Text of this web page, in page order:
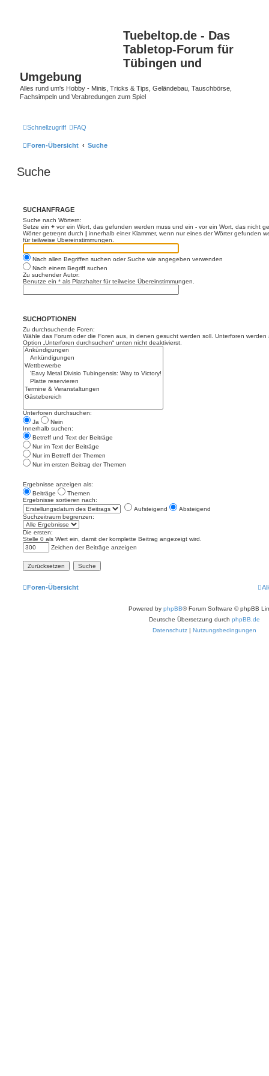
Tuebeltop.de - Das
Tabletop-Forum für
Tübingen und
Umgebung
Alles rund um's Hobby - Minis, Tricks & Tips, Geländebau, Tauschbörse,
Fachsimpeln und Verabredungen zum Spiel
Schnellzugriff FAQ
Foren-Übersicht Suche
Suche
SUCHANFRAGE
Suche nach Wörtern:
Setze ein + vor ein Wort, das gefunden werden muss und ein - vor ein Wort, das nicht
Wörter getrennt durch | innerhalb einer Klammer, wenn nur eines der Wörter gefunden
für teilweise Übereinstimmungen.
Nach allen Begriffen suchen oder Suche wie angegeben verwenden
Nach einem Begriff suchen
Zu suchender Autor:
Benutze ein * als Platzhalter für teilweise Übereinstimmungen.
SUCHOPTIONEN
Zu durchsuchende Foren:
Wähle das Forum oder die Foren aus, in denen gesucht werden soll. Unterforen
Option „Unterforen durchsuchen“ unten nicht deaktivierst.
Unterforen durchsuchen:
Ja
Nein
Innerhalb suchen:
Betreff und Text der Beiträge
Nur im Text der Beiträge
Nur im Betreff der Themen
Nur im ersten Beitrag der Themen
Ergebnisse anzeigen als:
Beiträge
Themen
Ergebnisse sortieren nach:
Aufsteigend
Absteigend
Suchzeitraum begrenzen:
Die ersten:
Stelle 0 als Wert ein, damit der komplette Beitrag angezeigt wird.
Zeichen der Beiträge anzeigen
Foren-Übersicht
Powered by phpBB® Forum Software © phpBB
Deutsche Übersetzung durch phpBB.de
Datenschutz | Nutzungsbedingungen